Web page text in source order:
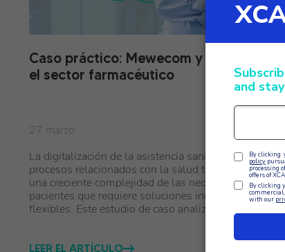
Caso práctico: Mewecom y XCALLY para
el sector farmacéutico
27 marzo
La digitalización de la asistencia sanitaria y de los
procesos relacionados con la salud también conlleva
una creciente complejidad de las necesidades de los
pacientes que requiere soluciones innovadoras y
flexibles. Este estudio de caso analiza…
LEER EL ARTÍCULO